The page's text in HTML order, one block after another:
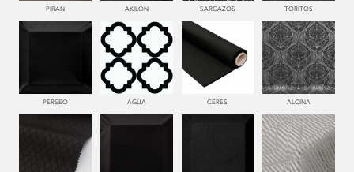
PIRAN AKILON SARGAZOS TORITOS
PERSEO AGUA CERES ALCINA